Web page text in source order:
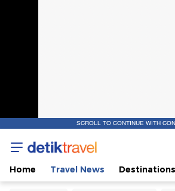
SCROLL TO CONTINUE WITH
Home Travel News Destinations